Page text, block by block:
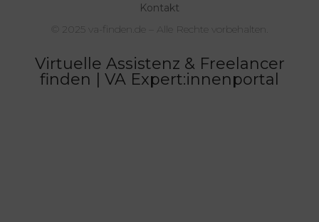
© 2025 va-finden.de – Alle Rechte vorbehalten.
Kontakt
Virtuelle Assistenz & Freelancer
finden | VA Expert:innenportal